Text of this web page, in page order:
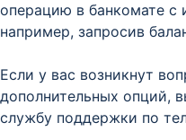
операцию в банкомате с
например, запросив
Если у вас возникнут
дополнительных опций,
службу поддержки по